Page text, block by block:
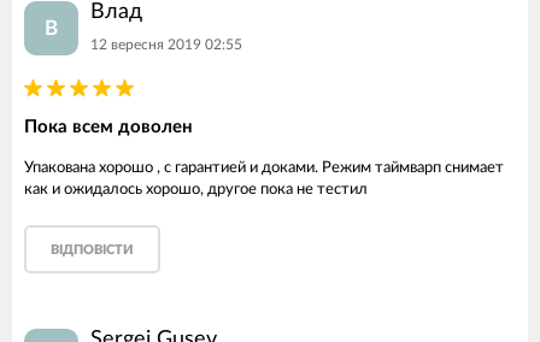
В
Влад
12 вересня 2019 02:55
Пока всем доволен
Упакована хорошо , с гарантией и доками. Режим таймварп снимает
как и ожидалось хорошо, другое пока не тестил
ВІДПОВІСТИ